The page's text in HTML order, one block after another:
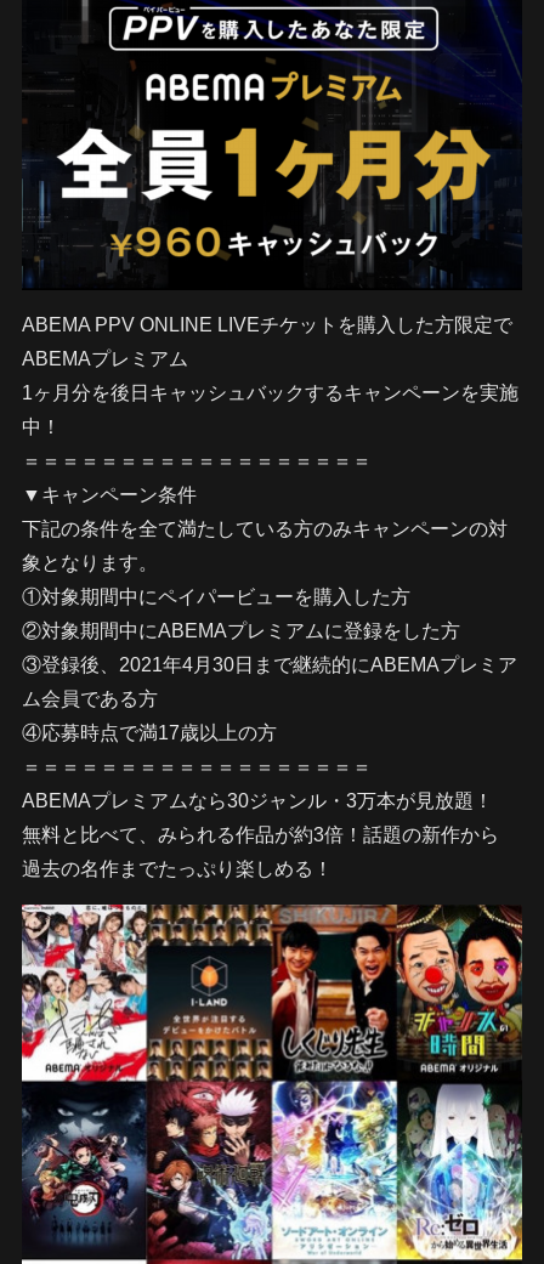
ABEMA PPV ONLINE LIVEチケットを購入した方限定で
ABEMAプレミアム
1ヶ月分を後日キャッシュバックするキャンペーンを実施
中！
＝＝＝＝＝＝＝＝＝＝＝＝＝＝＝＝＝＝
▼キャンペーン条件
下記の条件を全て満たしている方のみキャンペーンの対
象となります。
①対象期間中にペイパービューを購入した方
②対象期間中にABEMAプレミアムに登録をした方
③登録後、2021年4月30日まで継続的にABEMAプレミア
ム会員である方
④応募時点で満17歳以上の方
＝＝＝＝＝＝＝＝＝＝＝＝＝＝＝＝＝＝
ABEMAプレミアムなら30ジャンル・3万本が見放題！
無料と比べて、みられる作品が約3倍！話題の新作から
過去の名作までたっぷり楽しめる！